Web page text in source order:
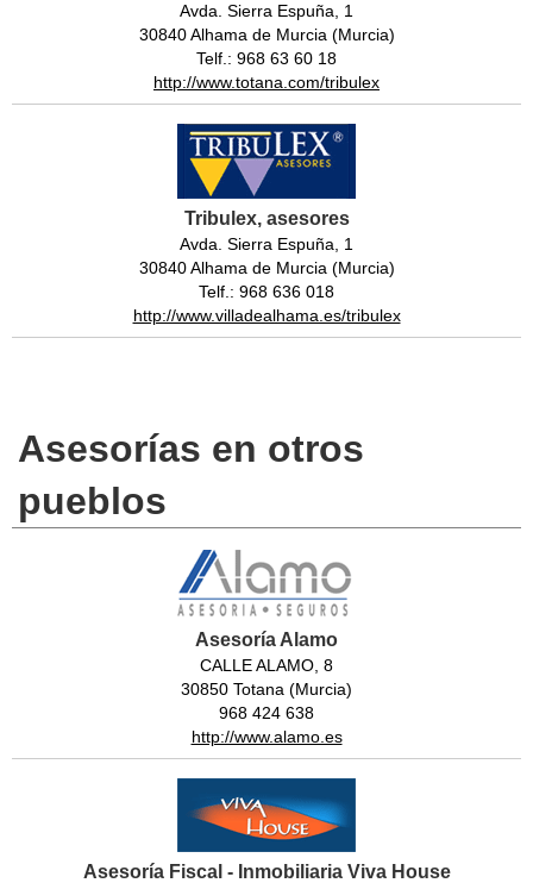
Avda. Sierra Espuña, 1
30840 Alhama de Murcia (Murcia)
Telf.: 968 63 60 18
http://www.totana.com/tribulex
Tribulex, asesores
Avda. Sierra Espuña, 1
30840 Alhama de Murcia (Murcia)
Telf.: 968 636 018
http://www.villadealhama.es/tribulex
Asesorías en otros
pueblos
Asesoría Alamo
CALLE ALAMO, 8
30850 Totana (Murcia)
968 424 638
http://www.alamo.es
Asesoría Fiscal - Inmobiliaria Viva House